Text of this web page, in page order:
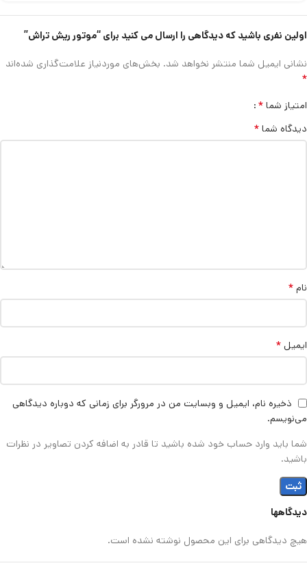
دیدگاهها
هیچ دیدگاهی برای این محصول نوشته نشده است.
اولین نفری باشید که دیدگاهی را ارسال می کنید برای “موتور ریش تراش”
نشانی ایمیل شما منتشر نخواهد شد. بخش‌های موردنیاز علامت‌گذاری شده‌اند
*
امتیاز شما *
دیدگاه شما *
نام *
ایمیل *
ذخیره نام، ایمیل و وبسایت من در مرورگر برای زمانی که دوباره دیدگاهی
می‌نویسم.
شما باید وارد حساب خود شده باشید تا قادر به اضافه کردن تصاویر در نظرات
باشید.